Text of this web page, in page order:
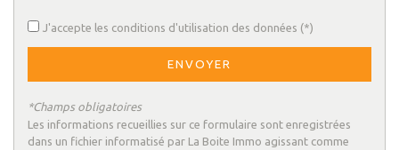
Mairie
statistiques
J'accepte les conditions d'utilisation des données (*)
ENVOYER
*Champs obligatoires
Les informations recueillies sur ce formulaire sont enregistrées
dans un fichier informatisé par La Boite Immo agissant comme